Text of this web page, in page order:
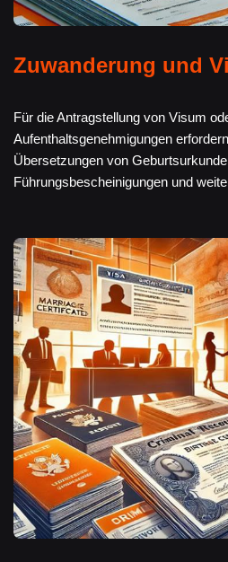
Zuwanderung und
Für die Antragstellung von Visum
Aufenthaltsgenehmigungen
Übersetzungen von
Führungsbescheinigungen und